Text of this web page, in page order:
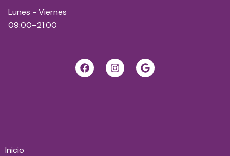
Lunes - Viernes
09:00–21:00
Inicio